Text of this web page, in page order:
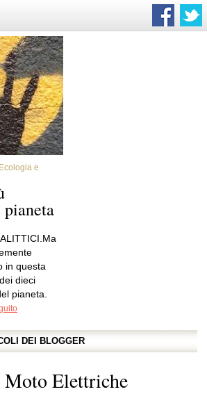
e
in questa
dieci
pianeta.
DEI BLOGGER
Elettriche